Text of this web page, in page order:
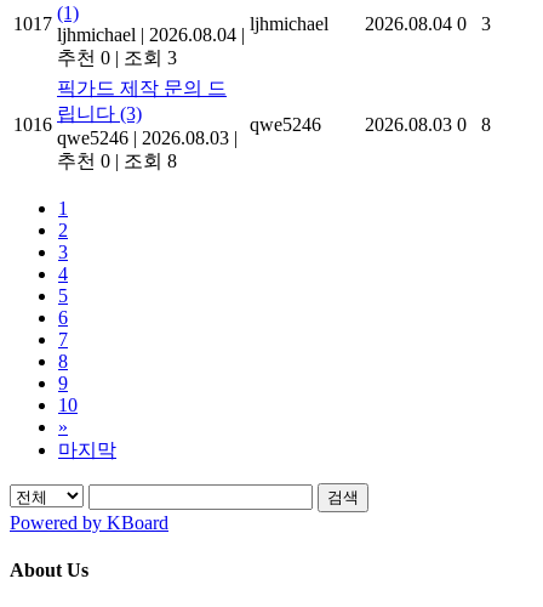
1017
(1)
ljhmichael | 2026.08.04 |
추천 0 | 조회 3
ljhmichael 2026.08.04 0 3
1016
픽가드 제작 문의 드
립니다 (3)
qwe5246 | 2026.08.03 |
추천 0 | 조회 8
qwe5246 2026.08.03 0 8
1
2
3
4
5
6
7
8
9
10
»
마지막
검색
Powered by KBoard
About Us